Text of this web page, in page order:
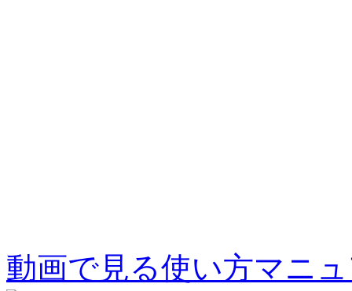
動画で見る使い方マニ